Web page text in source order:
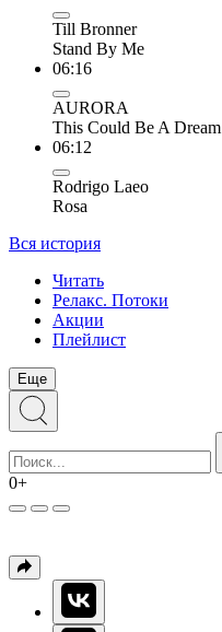
Till Bronner
Stand By Me
06:16
AURORA
This Could Be A Dream
06:12
Rodrigo Laeo
Rosa
Вся история
Читать
Релакс. Потоки
Акции
Плейлист
Еще
0+